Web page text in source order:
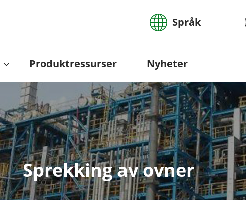
Språk
Produktressurser Nyheter
Sprekking av ovner